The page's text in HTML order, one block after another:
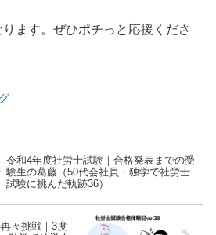
ます。ぜひポチっと応援くださ
令和4年度社労士試験｜合格発表までの受
験生の葛藤（50代会社員・独学で社労士
試験に挑んだ軌跡36）
々挑戦｜3度